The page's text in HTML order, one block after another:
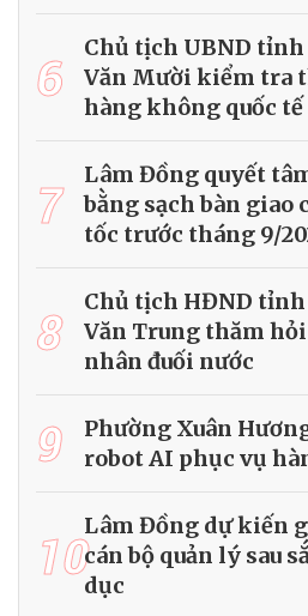
6
Chủ tịch UBND
Văn Mười kiểm tra
hàng không quốc
7
Lâm Đồng quyết
bằng sạch bàn giao
tốc trước tháng 9/
8
Chủ tịch HĐND
Văn Trung thăm
nhân đuối nước
9
Phường Xuân
robot AI phục vụ
10Lâm Đồng dự kiến
cán bộ quản lý sau
dục